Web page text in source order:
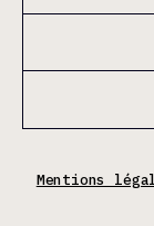
Mentions